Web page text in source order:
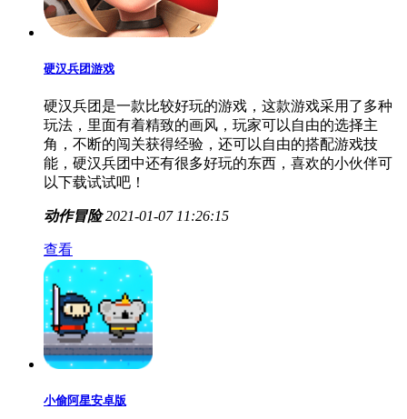
硬汉兵团游戏
硬汉兵团是一款比较好玩的游戏，这款游戏采用了多种
玩法，里面有着精致的画风，玩家可以自由的选择主
角，不断的闯关获得经验，还可以自由的搭配游戏技
能，硬汉兵团中还有很多好玩的东西，喜欢的小伙伴可
以下载试试吧！
动作冒险 2021-01-07 11:26:15
查看
小偷阿星安卓版